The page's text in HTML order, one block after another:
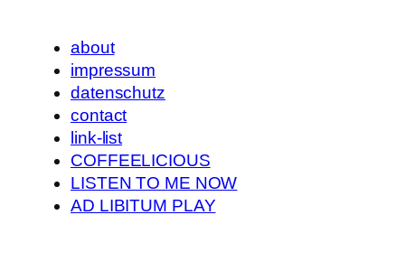
about
impressum
datenschutz
contact
link-list
COFFEELICIOUS
LISTEN TO ME NOW
AD LIBITUM PLAY